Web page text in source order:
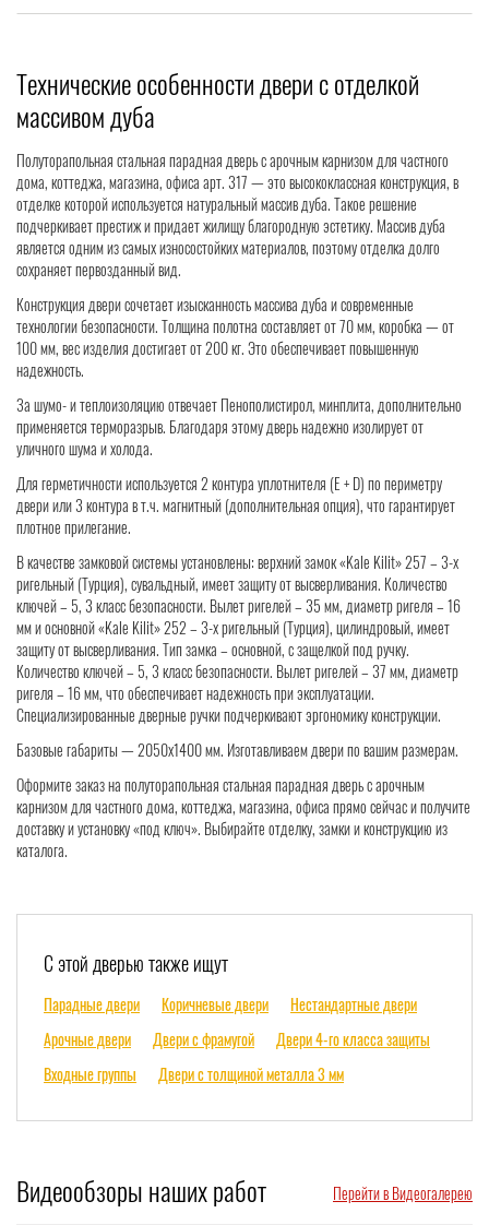
Технические особенности двери с отделкой
массивом дуба
Полуторапольная стальная парадная дверь с арочным карнизом для частного
дома, коттеджа, магазина, офиса арт. 317 — это высококлассная конструкция, в
отделке которой используется натуральный массив дуба. Такое решение
подчеркивает престиж и придает жилищу благородную эстетику. Массив дуба
является одним из самых износостойких материалов, поэтому отделка долго
сохраняет первозданный вид.
Конструкция двери сочетает изысканность массива дуба и современные
технологии безопасности. Толщина полотна составляет от 70 мм, коробка — от
100 мм, вес изделия достигает от 200 кг. Это обеспечивает повышенную
надежность.
За шумо- и теплоизоляцию отвечает Пенополистирол, минплита, дополнительно
применяется терморазрыв. Благодаря этому дверь надежно изолирует от
уличного шума и холода.
Для герметичности используется 2 контура уплотнителя (Е + D) по периметру
двери или 3 контура в т.ч. магнитный (дополнительная опция), что гарантирует
плотное прилегание.
В качестве замковой системы установлены: верхний замок «Kale Kilit» 257 – 3-х
ригельный (Турция), сувальдный, имеет защиту от высверливания. Количество
ключей – 5, 3 класс безопасности. Вылет ригелей – 35 мм, диаметр ригеля – 16
мм и основной «Kale Kilit» 252 – 3-х ригельный (Турция), цилиндровый, имеет
защиту от высверливания. Тип замка – основной, с защелкой под ручку.
Количество ключей – 5, 3 класс безопасности. Вылет ригелей – 37 мм, диаметр
ригеля – 16 мм, что обеспечивает надежность при эксплуатации.
Специализированные дверные ручки подчеркивают эргономику конструкции.
Базовые габариты — 2050х1400 мм. Изготавливаем двери по вашим размерам.
Оформите заказ на полуторапольная стальная парадная дверь с арочным
карнизом для частного дома, коттеджа, магазина, офиса прямо сейчас и получите
доставку и установку «под ключ». Выбирайте отделку, замки и конструкцию из
каталога.
С этой дверью также ищут
Парадные двери Коричневые двери
Нестандартные двери
Арочные двери
Двери с фрамугой
Двери 4-го класса защиты
Входные группы
Двери с толщиной металла 3 мм
Видеообзоры наших работ Перейти в Видеогалерею